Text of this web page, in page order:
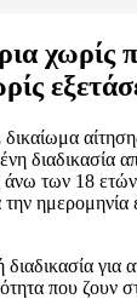
χωρίς
δικαίωμα
διαδικασία
άνω των 18
ημερομηνία
διαδικασία για
που ζουν